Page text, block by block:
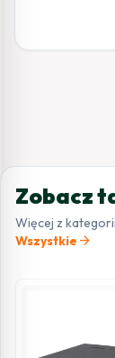
Zobacz
Więcej z
Wszystkie arrow_forward